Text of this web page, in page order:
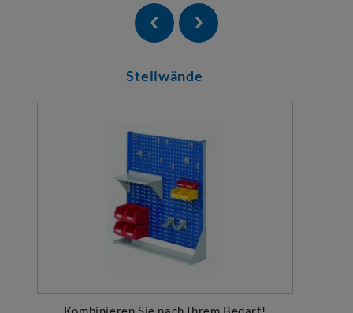
Stellwände